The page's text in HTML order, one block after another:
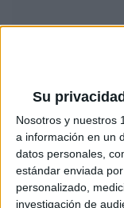
Su
Nosotros y nuestros
a información en un
datos personales,
estándar enviada
personalizado,
investigación de